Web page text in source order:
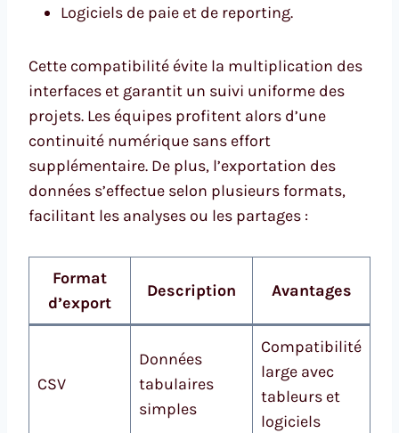
Logiciels de paie et de reporting.
Cette compatibilité évite la multiplication des
interfaces et garantit un suivi uniforme des
projets. Les équipes profitent alors d’une
continuité numérique sans effort
supplémentaire. De plus, l’exportation des
données s’effectue selon plusieurs formats,
facilitant les analyses ou les partages :
Format
d’export
Description Avantages
CSV
Données
tabulaires
simples
Compatibilité
large avec
tableurs et
logiciels